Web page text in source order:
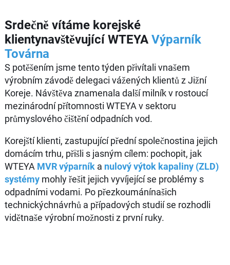
Srdečně vítáme korejské
klientynavštěvující WTEYA Výparník
Továrna
S potěšením jsme tento týden přivítali vnašem
výrobním závodě delegaci vážených klientů z Jižní
Koreje. Návštěva znamenala další milník v rostoucí
mezinárodní přítomnosti WTEYA v sektoru
průmyslového čištění odpadních vod.
Korejští klienti, zastupující přední společnostina jejich
domácím trhu, přišli s jasným cílem: pochopit, jak
WTEYA MVR výparníka nulový výtok kapaliny (ZLD)
systémymohly řešit jejich vyvíjející se problémy s
odpadními vodami. Po přezkoumánínašich
technickýchnávrhů a případových studií se rozhodli
vidětnaše výrobní možnosti z první ruky.